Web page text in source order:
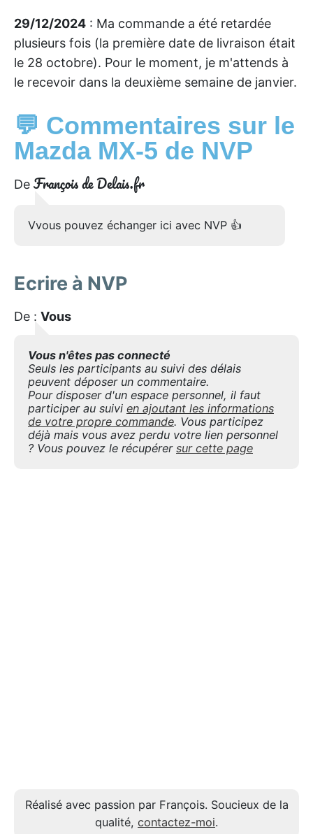
29/12/2024 : Ma commande a été retardée
plusieurs fois (la première date de livraison était
le 28 octobre). Pour le moment, je m'attends à
le recevoir dans la deuxième semaine de janvier.
💬 Commentaires sur le
Mazda MX-5 de NVP
De François de Delais.fr
Vvous pouvez échanger ici avec NVP 👍
Ecrire à NVP
De : Vous
Vous n'êtes pas connecté
Seuls les participants au suivi des délais
peuvent déposer un commentaire.
Pour disposer d'un espace personnel, il faut
participer au suivi en ajoutant les informations
de votre propre commande. Vous participez
déjà mais vous avez perdu votre lien personnel
? Vous pouvez le récupérer sur cette page
Réalisé avec passion par François. Soucieux de la
qualité, contactez-moi.